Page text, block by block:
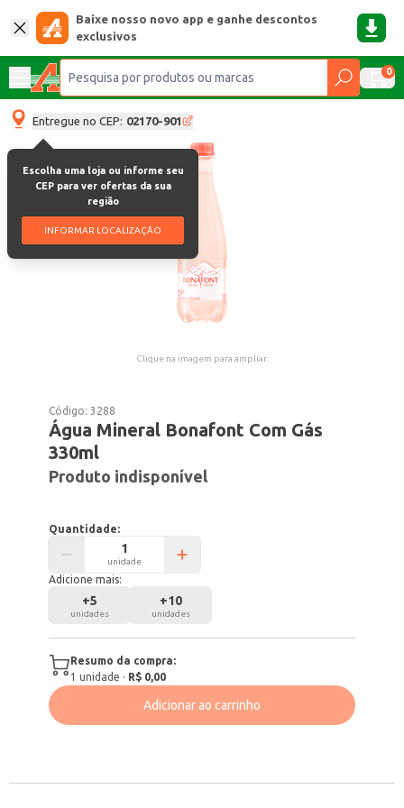
Baixe nosso novo app e ganhe descontos
exclusivos
0
Entregue no CEP: 02170-901
Escolha uma loja ou informe seu
CEP para ver ofertas da sua
região
INFORMAR LOCALIZAÇÃO
Clique na imagem para ampliar.
Código:3288
Água Mineral Bonafont Com Gás
330ml
Produto indisponível
Quantidade:
unidade
Adicione mais:
+5
unidades
+10
unidades
Resumo da compra:
1 unidade · R$ 0,00
Adicionar ao carrinho